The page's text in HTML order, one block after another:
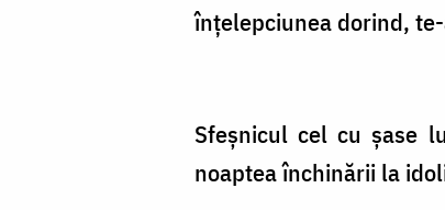
înţelepciu­nea dorind,
Sfeşnicul cel cu şase
noaptea închinării la